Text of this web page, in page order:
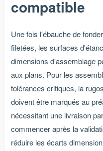
compatible
Une fois l'ébauche de
filetées, les surfaces
dimensions d'assemblage
aux plans. Pour les
tolérances critiques, la
doivent être marqués au
nécessitant une livraison
commencer après la
réduire les écarts